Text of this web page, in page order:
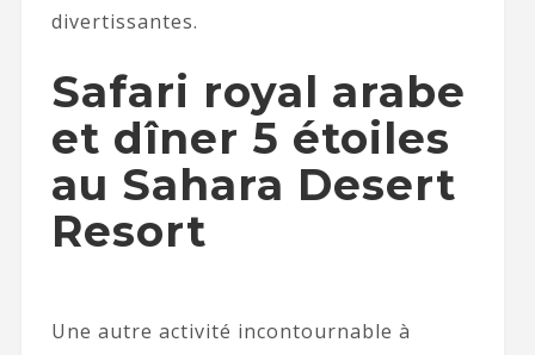
divertissantes.
Safari royal arabe
et dîner 5 étoiles
au Sahara Desert
Resort
Une autre activité incontournable à